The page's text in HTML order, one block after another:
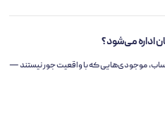
اداره می‌شود؟
موجودی‌هایی که با واقعیت جور نیستند —